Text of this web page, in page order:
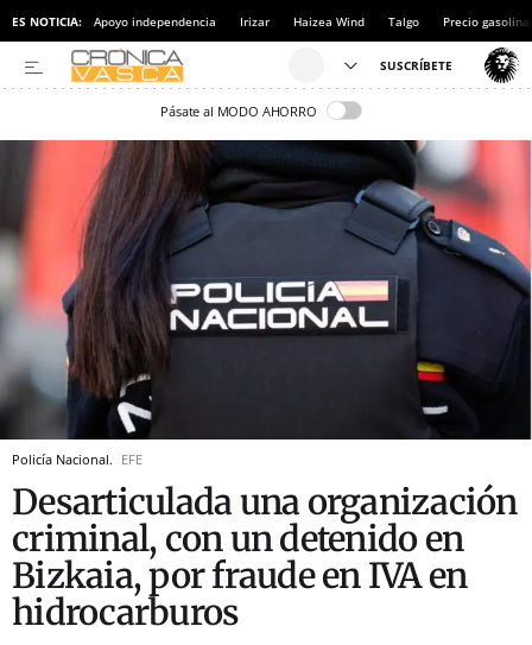
ES NOTICIA: Apoyo independencia Irizar Haizea Wind Talgo Precio gasolina
Pásate al MODO AHORRO
Policía Nacional. EFE
Desarticulada una organización
criminal, con un detenido en
Bizkaia, por fraude en IVA en
hidrocarburos